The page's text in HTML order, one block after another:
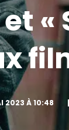
2023 À 10:48 |